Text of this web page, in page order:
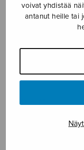
voivat yhdistää
antanut heille tai
Kostiainen Pekka
3,80€